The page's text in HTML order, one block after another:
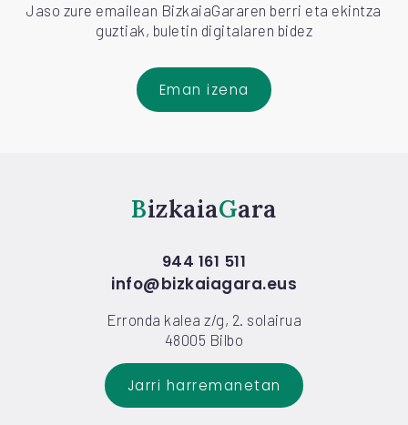
Jaso zure emailean BizkaiaGararen berri eta ekintza
guztiak, buletin digitalaren bidez
Eman izena
Bizkaia Gara
944 161 511
info@bizkaiagara.eus
Erronda kalea z/g, 2. solairua
48005 Bilbo
Jarri harremanetan